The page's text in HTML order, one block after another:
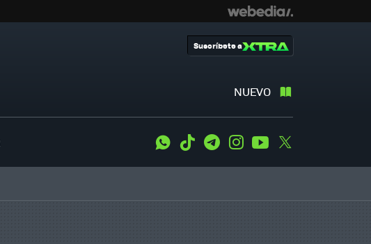
NUEVO
Suscríbete a
WhatsApp
Tiktok TelegramInstagramYoutube